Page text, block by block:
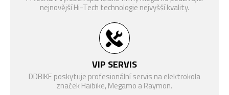
nejnovější Hi-Tech technologie nejvyšší kvality.
VIP SERVIS
DDBIKE poskytuje profesionální servis na elektrokola
značek Haibike, Megamo a Raymon.
ŘAZENÍ
Shadow Plus, 12-rychlostí
Shimano Deore M6100 Speed
Rapidfire Plus
PASTOREK
Shimano M6100, 10-51 zubů